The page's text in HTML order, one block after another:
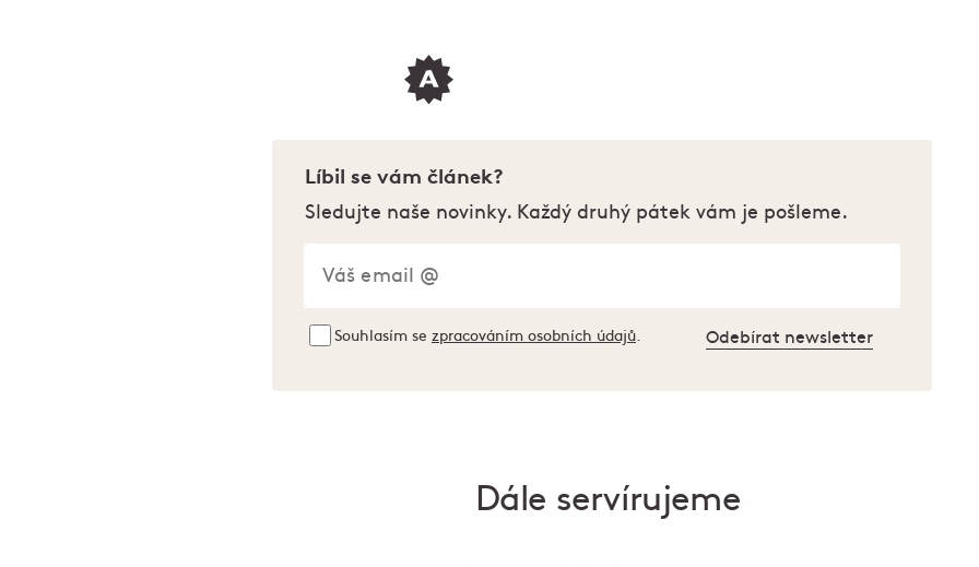
Líbil se vám článek?
Sledujte naše novinky. Každý druhý pátek vám je pošleme.
Odebírat newsletter
Souhlasím se zpracováním osobních údajů
Dále servírujeme